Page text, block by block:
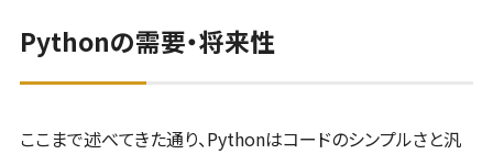
Pythonの需要・将来性
ここまで述べてきた通り、Pythonはコードのシンプルさと汎